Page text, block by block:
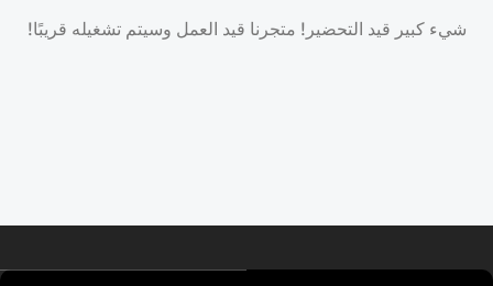
شيء كبير قيد التحضير! متجرنا قيد العمل وسيتم تشغيله قريبًا!